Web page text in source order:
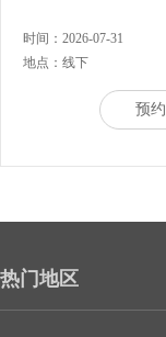
时间：2026-07-31
地点：线下
预约
热门地区